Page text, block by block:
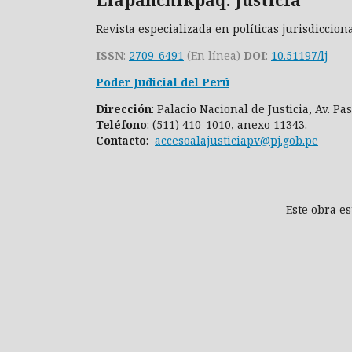
Revista especializada en políticas
ISSN: 2709-6491 (En línea) DOI: 10.51197/lj
Poder Judicial del Perú
Dirección: Palacio Nacional de Justicia, Av.
Teléfono: (511) 410-1010, anexo 11343.
Contacto: accesoalajusticiapv@pj.gob.pe
Este obra